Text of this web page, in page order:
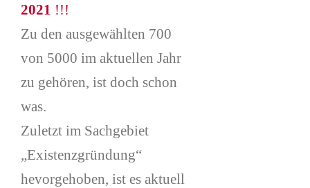
2021 !!!
Zu den ausgewählten 700
von 5000 im aktuellen Jahr
zu gehören, ist doch schon
was.
Zuletzt im Sachgebiet
„Existenzgründung“
hevorgehoben, ist es aktuell